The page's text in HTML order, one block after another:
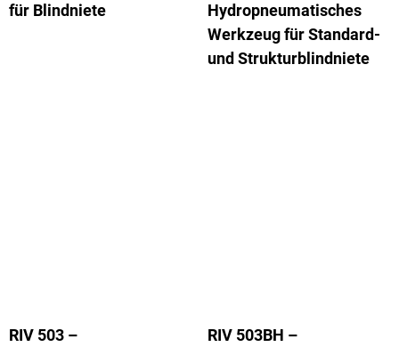
für Blindniete
Hydropneumatisches
Werkzeug für Standard-
und Strukturblindniete
RIV 503 –
RIV 503BH –